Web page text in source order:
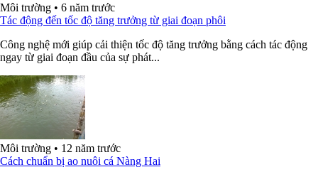
Môi trường • 6 năm trước
Tác động đến tốc độ tăng trưởng từ giai đoạn phôi
Công nghệ mới giúp cải thiện tốc độ tăng trưởng bằng cách tác động
ngay từ giai đoạn đầu của sự phát...
Môi trường • 12 năm trước
Cách chuẩn bị ao nuôi cá Nàng Hai